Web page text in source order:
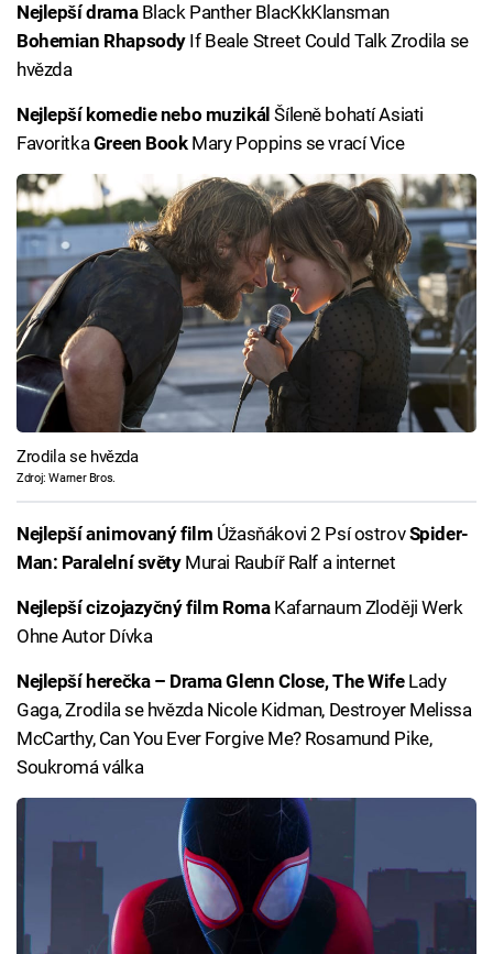
Nejlepší dramaBlack Panther BlacKkKlansman
Bohemian RhapsodyIf Beale Street Could Talk Zrodila se
hvězda
Nejlepší komedie nebo muzikál Šíleně bohatí Asiati
Favoritka Green BookMary Poppins se vrací Vice
Zrodila se hvězda
Zdroj: Warner Bros.
Nejlepší animovaný film Úžasňákovi 2 Psí ostrovSpider-
Man: Paralelní světyMurai Raubíř Ralf a internet
Nejlepší cizojazyčný film RomaKafarnaum Zloději Werk
Ohne Autor Dívka
Nejlepší herečka – DramaGlenn Close, The WifeLady
Gaga, Zrodila se hvězda Nicole Kidman, Destroyer Melissa
McCarthy, Can You Ever Forgive Me? Rosamund Pike,
Soukromá válka